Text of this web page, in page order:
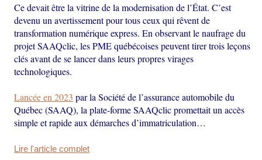
Ce devait être la vitrine de la modernisation de l’État. C’est
devenu un avertissement pour tous ceux qui rêvent de
transformation numérique express. En observant le naufrage du
projet SAAQclic, les PME québécoises peuvent tirer trois leçons
clés avant de se lancer dans leurs propres virages
technologiques.
Lancée en 2023 par la Société de l’assurance automobile du
Québec (SAAQ), la plate-forme SAAQclic promettait un accès
simple et rapide aux démarches d’immatriculation…
Lire l'article complet